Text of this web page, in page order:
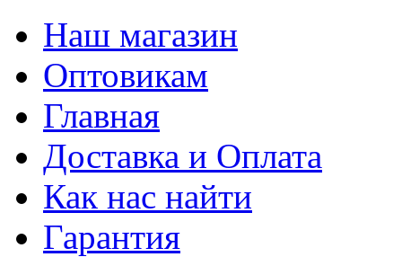
Наш магазин
Оптовикам
Главная
Доставка и Оплата
Как нас найти
Гарантия